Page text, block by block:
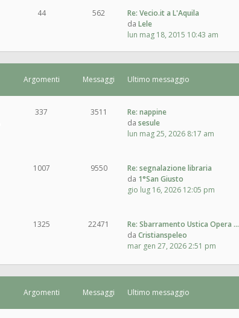
44 562
Re: Vecio.it a L'Aquila
da Lele
lun mag 18, 2015 10:43 am
Argomenti Messaggi Ultimo messaggio
337 3511
Re: nappine
da sesule
lun mag 25, 2026 8:17 am
1007 9550
Re: segnalazione libraria
da 1°San Giusto
gio lug 16, 2026 12:05 pm
1325 22471
Re: Sbarramento Ustica Opera …
da Cristianspeleo
mar gen 27, 2026 2:51 pm
Argomenti Messaggi Ultimo messaggio